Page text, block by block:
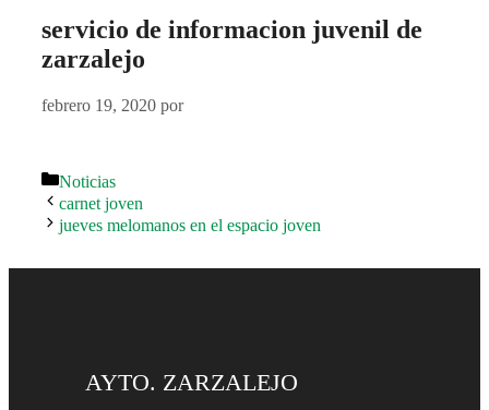
servicio de informacion juvenil de
zarzalejo
febrero 19, 2020 por
Categorías
Noticias
carnet joven
jueves melomanos en el espacio joven
AYTO. ZARZALEJO